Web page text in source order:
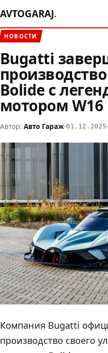
AVTOGARAJ.
НОВОСТИ
Bugatti
Bolide с
мотором W16
Автор: Авто Гараж·01.12.2025·
Компания Bugatti
производство своего